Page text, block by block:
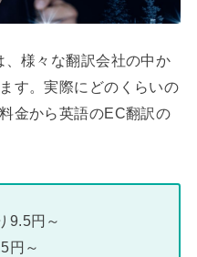
様々な翻訳会社の中か
す。実際にどのくらいの
金から英語のEC翻訳の
9.5円～
円～